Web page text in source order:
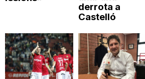
derrota a
Castelló